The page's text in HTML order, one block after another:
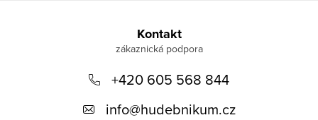
Kontakt
+420 605 568 844
info@hudebnikum.cz